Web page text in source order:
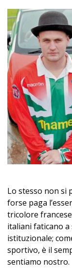
Lo stesso non si
forse paga
tricolore
italiani faticano
istituzionale;
sportivo, è il
sentiamo nostro.